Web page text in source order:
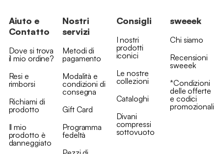
Aiuto e
Contatto
Dove si trova
il mio ordine?
Resi e
rimborsi
Richiami di
prodotto
Il mio
prodotto è
danneggiato
Nostri
servizi
Metodi di
pagamento
Modalità e
condizioni di
consegna
Gift Card
Programma
fedeltà
Consigli
I nostri
prodotti
iconici
Le nostre
collezioni
Cataloghi
Divani
compressi
sottovuoto
sweeek
Chi siamo
Recensioni
sweeek
*Condizioni
delle offerte
e codici
promozionali